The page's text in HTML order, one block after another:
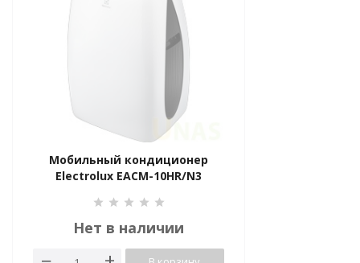
Мобильный кондиционер
Electrolux EACM-10HR/N3
Нет в наличии